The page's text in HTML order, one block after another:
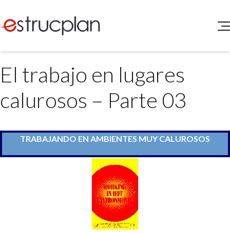
SERVICIOS
Higiene y Seguridad
Medio Ambiente
INGRESAR
Buscador de Legislación
Matriz Premium
El trabajo en lugares
calurosos – Parte 03
TRABAJANDO EN AMBIENTES MUY CALUROSOS